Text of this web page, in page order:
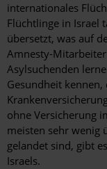
internationales
Flüchtlinge in Israel
übersetzt, was auf
Amnesty-
Asylsuchenden
Gesundheit
ohne Versicherung
meisten sehr wenig
gelandet sind, gibt
Israels.